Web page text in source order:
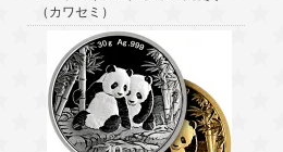
（カワセミ）